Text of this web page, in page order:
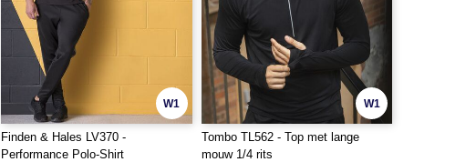
W1
Finden & Hales LV370 -
Performance Polo-Shirt
W1
Tombo TL562 - Top met lange
mouw 1/4 rits